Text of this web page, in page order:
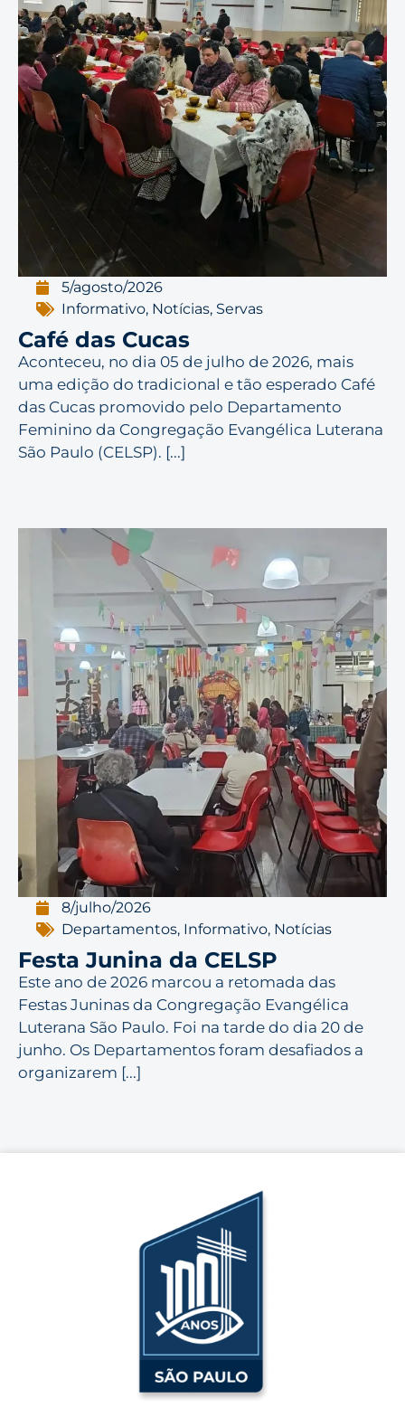
5/agosto/2026
Informativo, Notícias, Servas
Café das Cucas
Aconteceu, no dia 05 de julho de 2026, mais
uma edição do tradicional e tão esperado Café
das Cucas promovido pelo Departamento
Feminino da Congregação Evangélica Luterana
São Paulo (CELSP). [...]
8/julho/2026
Departamentos, Informativo, Notícias
Festa Junina da CELSP
Este ano de 2026 marcou a retomada das
Festas Juninas da Congregação Evangélica
Luterana São Paulo. Foi na tarde do dia 20 de
junho. Os Departamentos foram desafiados a
organizarem [...]